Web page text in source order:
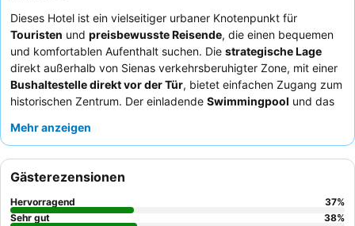
Dieses Hotel ist ein vielseitiger urbaner Knotenpunkt für
Touristen und preisbewusste Reisende, die einen bequemen
und komfortablen Aufenthalt suchen. Die strategische Lage
direkt außerhalb von Sienas verkehrsberuhigter Zone, mit einer
Bushaltestelle direkt vor der Tür, bietet einfachen Zugang zum
historischen Zentrum. Der einladende Swimmingpool und das
Erkundungstag. Gäste loben stets den
Frühstücksbuffet
Auswahl mit frischem Obst, hausgemachten Kuchen und lokalen
Produkten wie Honigwaben bietet. Für ein ruhigeres Erlebnis
sollten Gäste ein Zimmer mit Gartenblick anfragen.
Mehr anzeigen
Gästerezensionen
Hervorragend 37%
Sehr gut
38%